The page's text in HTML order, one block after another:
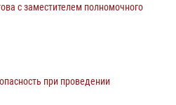
с заместителем полномочного
в молебне, посвященном
при проведении